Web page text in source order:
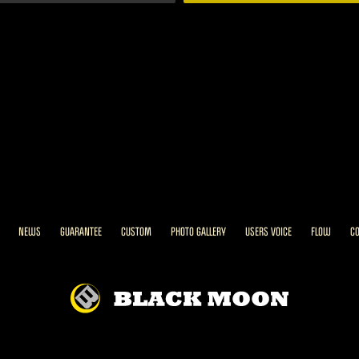
NEWS GUARANTEE CUSTOM PHOTO GALLERY USERS VOICE FLOW